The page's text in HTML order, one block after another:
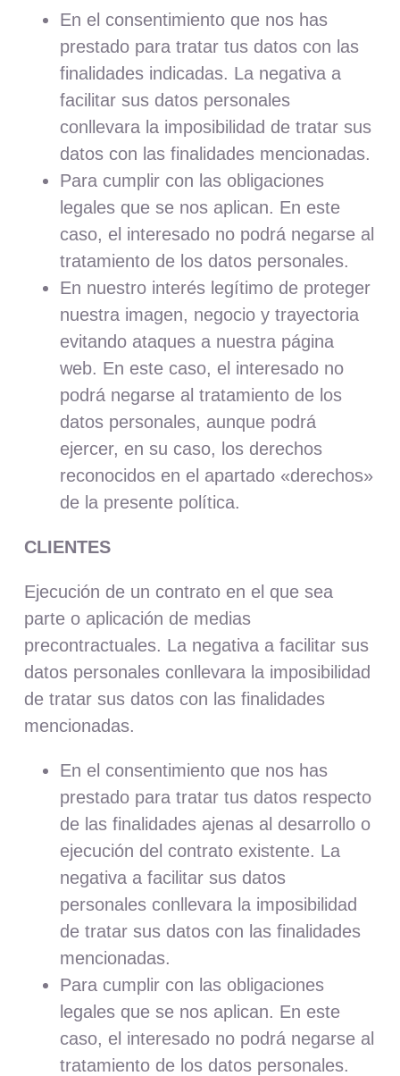
En el consentimiento que nos has
prestado para tratar tus datos con las
finalidades indicadas. La negativa a
facilitar sus datos personales
conllevara la imposibilidad de tratar sus
datos con las finalidades mencionadas.
Para cumplir con las obligaciones
legales que se nos aplican. En este
caso, el interesado no podrá negarse al
tratamiento de los datos personales.
En nuestro interés legítimo de proteger
nuestra imagen, negocio y trayectoria
evitando ataques a nuestra página
web. En este caso, el interesado no
podrá negarse al tratamiento de los
datos personales, aunque podrá
ejercer, en su caso, los derechos
reconocidos en el apartado «derechos»
de la presente política.
CLIENTES
Ejecución de un contrato en el que sea
parte o aplicación de medias
precontractuales. La negativa a facilitar sus
datos personales conllevara la imposibilidad
de tratar sus datos con las finalidades
mencionadas.
En el consentimiento que nos has
prestado para tratar tus datos respecto
de las finalidades ajenas al desarrollo o
ejecución del contrato existente. La
negativa a facilitar sus datos
personales conllevara la imposibilidad
de tratar sus datos con las finalidades
mencionadas.
Para cumplir con las obligaciones
legales que se nos aplican. En este
caso, el interesado no podrá negarse al
tratamiento de los datos personales.